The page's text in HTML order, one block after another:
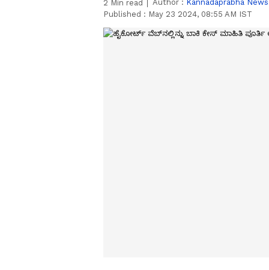
2 Min read Author : Kannadaprabha News
Published : May 23 2024, 08:55 AM IST